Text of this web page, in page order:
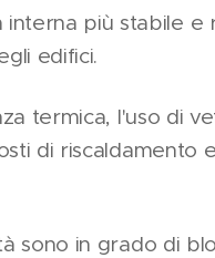
più stabile e
edifici.
termica, l'uso di
di riscaldamento
sono in grado di